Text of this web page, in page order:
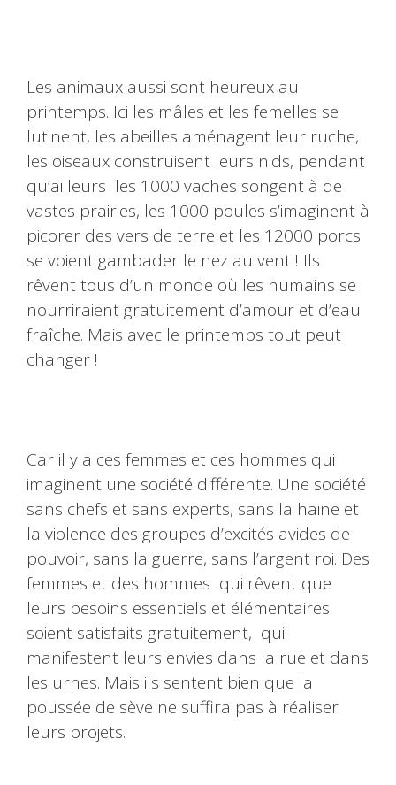
Les animaux aussi sont heureux au
printemps. Ici les mâles et les femelles se
lutinent, les abeilles aménagent leur ruche,
les oiseaux construisent leurs nids, pendant
qu’ailleurs les 1000 vaches songent à de
vastes prairies, les 1000 poules s’imaginent à
picorer des vers de terre et les 12000 porcs
se voient gambader le nez au vent ! Ils
rêvent tous d’un monde où les humains se
nourriraient gratuitement d’amour et d’eau
fraîche. Mais avec le printemps tout peut
changer !
Car il y a ces femmes et ces hommes qui
imaginent une société différente. Une société
sans chefs et sans experts, sans la haine et
la violence des groupes d’excités avides de
pouvoir, sans la guerre, sans l’argent roi. Des
femmes et des hommes qui rêvent que
leurs besoins essentiels et élémentaires
soient satisfaits gratuitement, qui
manifestent leurs envies dans la rue et dans
les urnes. Mais ils sentent bien que la
poussée de sève ne suffira pas à réaliser
leurs projets.